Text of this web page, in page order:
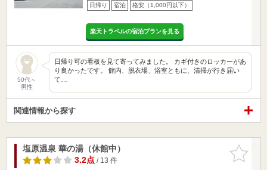
日帰り 宿泊 格安（1,000円以下）
楽天トラベルの宿泊プランを見る
50代～
男性
日帰り可の看板を見て寄ってみました。 カギ付きのロッカーがあ
り良かったです。 館内、脱衣場、浴室ともに、清掃が行き届い
て…
関連情報から探す
お気に入
りに追加
塩原温泉 華の湯（休館中）
3.2点/ 13 件